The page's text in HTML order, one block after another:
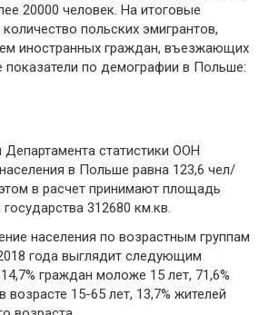
20000 человек. На итоговые
польских эмигрантов,
иностранных граждан, въезжающих
показатели по демографии в Польше:
статистики ООН
в Польше равна 123,6 чел/
в расчет принимают площадь
государства 312680 км.кв.
населения по возрастным группам
года выглядит следующим
граждан моложе 15 лет, 71,6%
возрасте 15-65 лет, 13,7% жителей